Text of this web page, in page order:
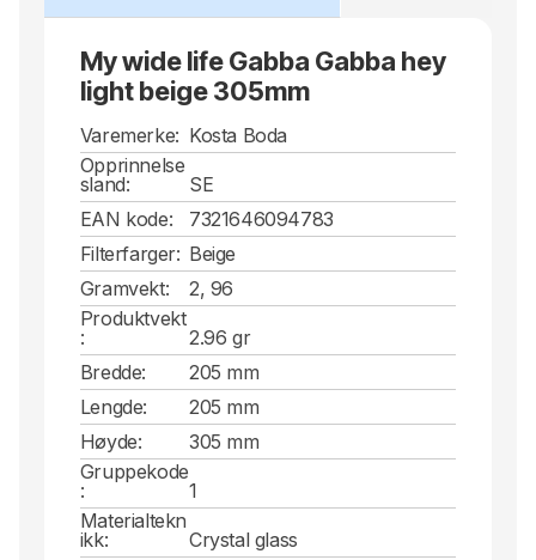
My wide life Gabba Gabba hey
light beige 305mm
Varemerke: Kosta Boda
Opprinnelse
sland:
SE
EAN kode:
7321646094783
Filterfarger: Beige
Gramvekt:
2, 96
Produktvekt
:
2.96 gr
Bredde:
205 mm
Lengde:
205 mm
Høyde:
305 mm
Gruppekode
:
1
Materialtekn
ikk:
Crystal glass